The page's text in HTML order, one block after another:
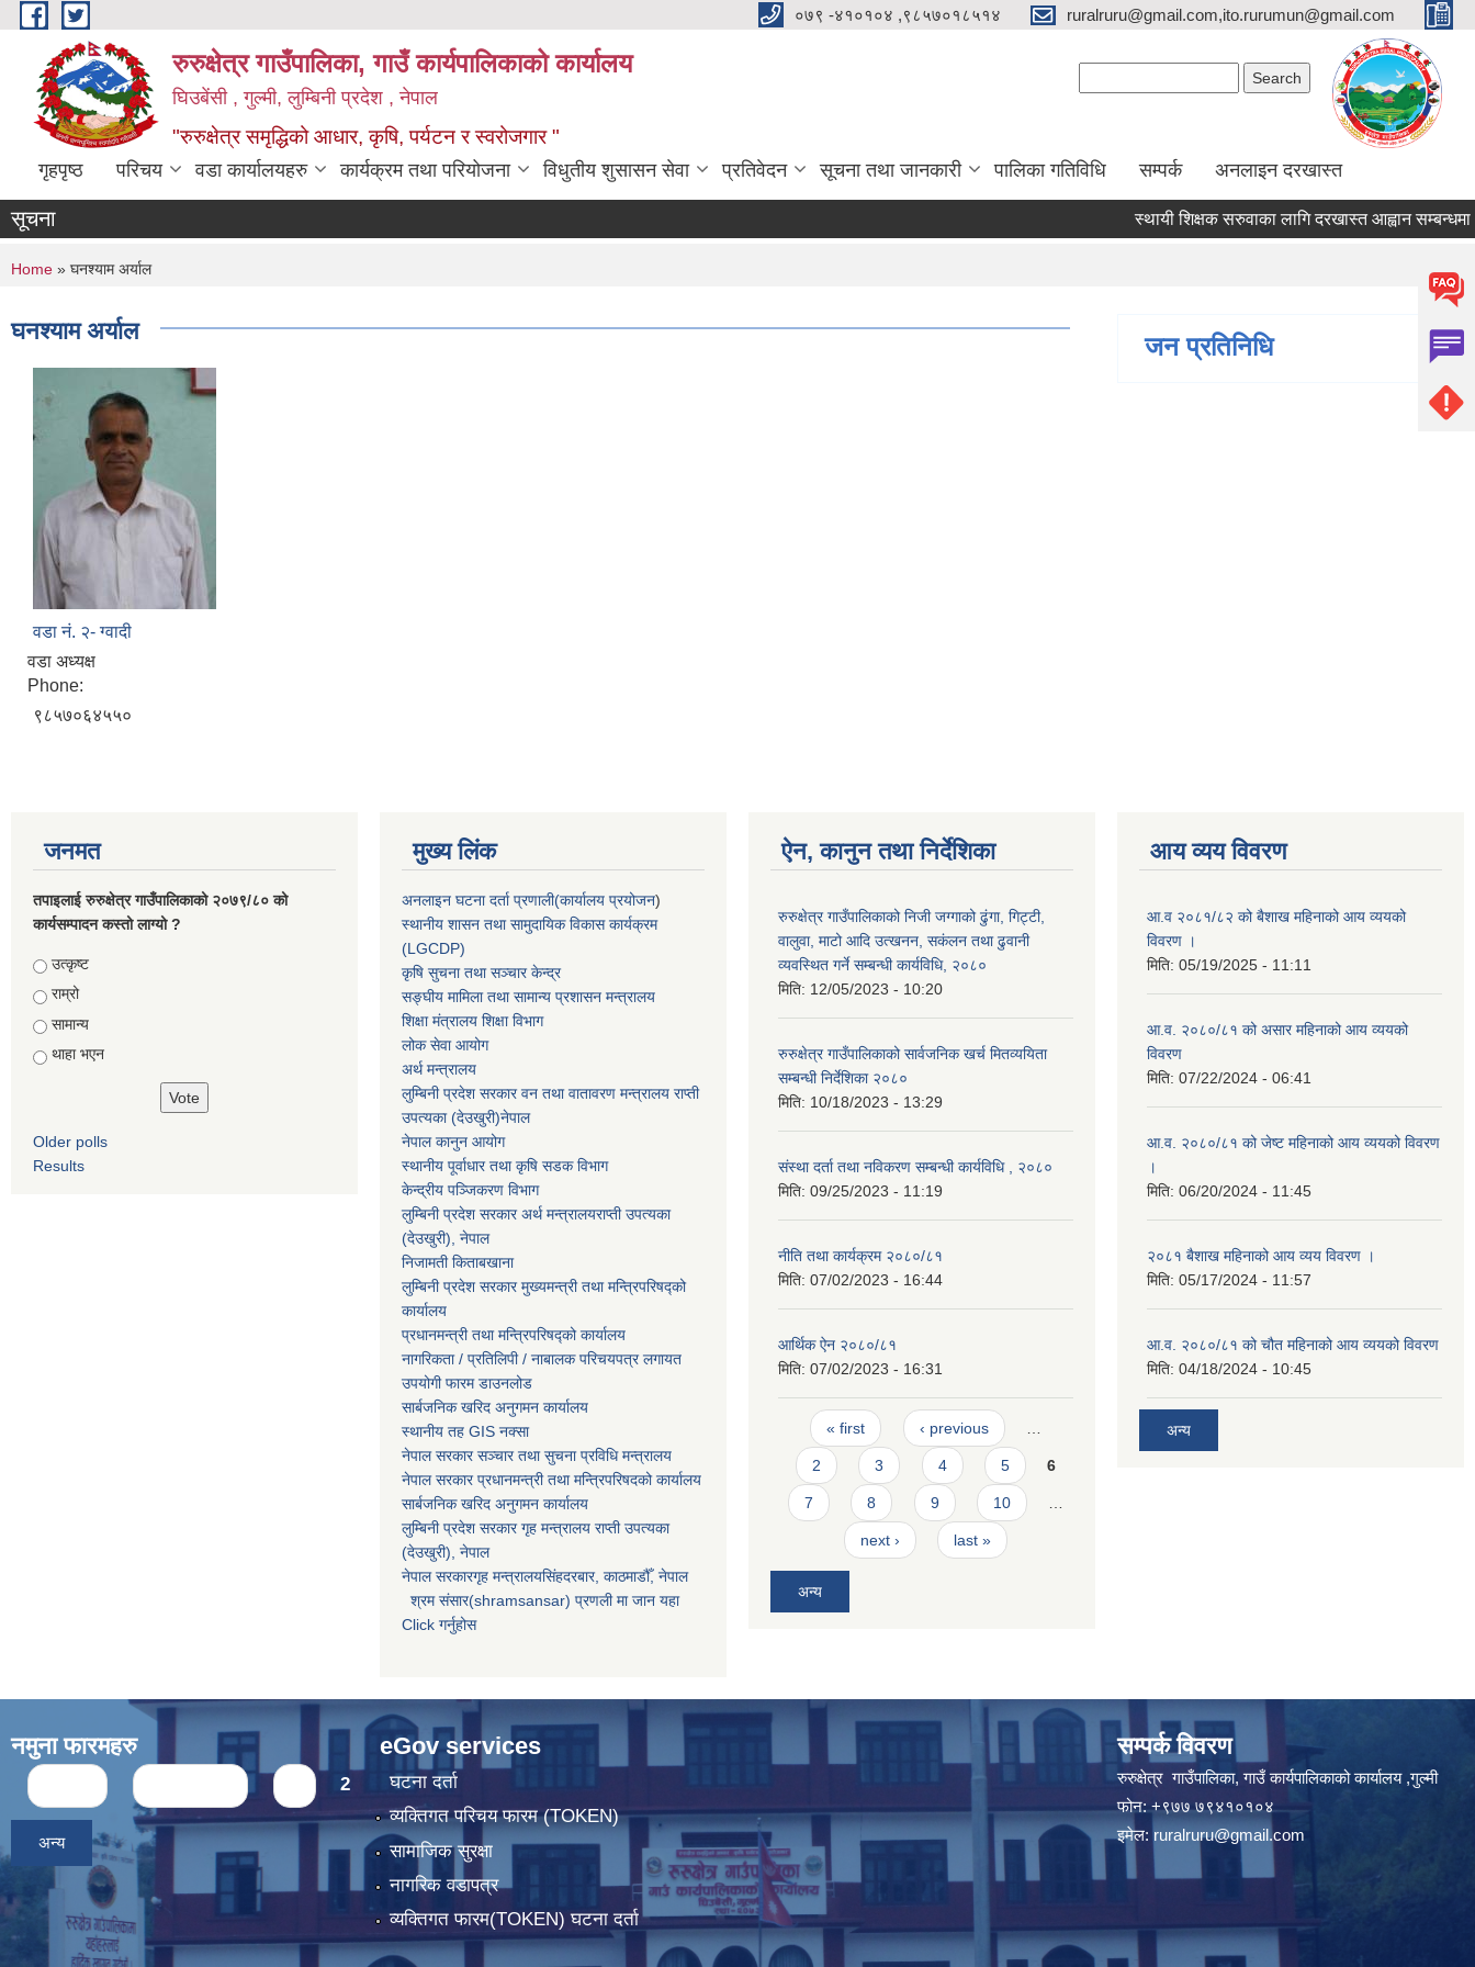
Skip to main content ०७९ -४१०१०४ ,९८५७०१८५१४ ruralruru@gmail.com,ito.rurumun@gmail.com
रुरुक्षेत्र गाउँपालिका, गाउँ कार्यपालिकाको कार्यालय
घिउबेंसी , गुल्मी, लुम्बिनी प्रदेश , नेपाल
"रुरुक्षेत्र समृद्धिको आधार, कृषि, पर्यटन र स्वरोजगार "
गृहपृष्ठ परिचय वडा कार्यालयहरु कार्यक्रम तथा परियोजना विधुतीय शुसासन सेवा प्रतिवेदन सूचना तथा जानकारी पालिका गतिविधि सम्पर्क अनलाइन दरखास्त
सूचना स्थायी शिक्षक सरुवाका लागि दरखास्त आह्वान सम्बन्धमा।
You are here
Home » घनश्याम अर्याल
घनश्याम अर्याल
वडा नं. २- ग्वादी
वडा अध्यक्ष
Phone:
९८५७०६४५५०
जन प्रतिनिधि
जनमत
तपाइलाई रुरुक्षेत्र गाउँपालिकाको २०७९/८० को
कार्यसम्पादन कस्तो लाग्यो ?
Choices
उत्कृष्ट
राम्रो
सामान्य
थाहा भएन
Older polls
Results
मुख्य लिंक
अनलाइन घटना दर्ता प्रणाली(कार्यालय प्रयोजन)
स्थानीय शासन तथा सामुदायिक विकास कार्यक्रम
(LGCDP)
कृषि सुचना तथा सञ्चार केन्द्र
सङ्घीय मामिला तथा सामान्य प्रशासन मन्त्रालय
शिक्षा मंत्रालय शिक्षा विभाग
लोक सेवा आयोग
अर्थ मन्त्रालय
लुम्बिनी प्रदेश सरकार वन तथा वातावरण मन्त्रालय राप्ती
उपत्यका (देउखुरी)नेपाल
नेपाल कानुन आयोग
स्थानीय पूर्वाधार तथा कृषि सडक विभाग
केन्द्रीय पञ्जिकरण विभाग
लुम्बिनी प्रदेश सरकार अर्थ मन्त्रालयराप्ती उपत्यका
(देउखुरी), नेपाल
निजामती किताबखाना
लुम्बिनी प्रदेश सरकार मुख्यमन्त्री तथा मन्त्रिपरिषद्को
कार्यालय
प्रधानमन्त्री तथा मन्त्रिपरिषद्को कार्यालय
नागरिकता / प्रतिलिपी / नाबालक परिचयपत्र लगायत
उपयोगी फारम डाउनलोड
सार्बजनिक खरिद अनुगमन कार्यालय
स्थानीय तह GIS नक्सा
नेपाल सरकारसञ्चार तथा सुचना प्रविधि मन्त्रालय
नेपाल सरकार प्रधानमन्त्री तथा मन्त्रिपरिषदको कार्यालय
सार्बजनिक खरिद अनुगमन कार्यालय
लुम्बिनी प्रदेश सरकार गृह मन्त्रालय राप्ती उपत्यका
(देउखुरी), नेपाल
नेपाल सरकारगृह मन्त्रालयसिंहदरबार, काठमाडौँ, नेपाल
श्रम संसार(shramsansar) प्रणली मा जान यहा
Click गर्नुहोस
ऐन, कानुन तथा निर्देशिका
रुरुक्षेत्र गाउँपालिकाको निजी जग्गाको ढुंगा, गिट्टी,
वालुवा, माटो आदि उत्खनन, सकंलन तथा ढुवानी
व्यवस्थित गर्ने सम्बन्धी कार्यविधि, २०८०
मिति: 12/05/2023 - 10:20
रुरुक्षेत्र गाउँपालिकाको सार्वजनिक खर्च मितव्ययिता
सम्बन्धी निर्देशिका २०८०
मिति: 10/18/2023 - 13:29
संस्था दर्ता तथा नविकरण सम्बन्धी कार्यविधि , २०८०
मिति: 09/25/2023 - 11:19
नीति तथा कार्यक्रम २०८०/८१
मिति: 07/02/2023 - 16:44
आर्थिक ऐन २०८०/८१
मिति: 07/02/2023 - 16:31
Pages
« first ‹ previous
2 3 4 5 6
7 8 9 10
next › last »
अन्य
आय व्यय विवरण
आ.व २०८१/८२ को बैशाख महिनाको आय व्ययको
विवरण ।
मिति: 05/19/2025 - 11:11
आ.व. २०८०/८१ को असार महिनाको आय व्ययको
विवरण
मिति: 07/22/2024 - 06:41
आ.व. २०८०/८१ को जेष्ट महिनाको आय व्ययको विवरण
।
मिति: 06/20/2024 - 11:45
२०८१ बैशाख महिनाको आय व्यय विवरण ।
मिति: 05/17/2024 - 11:57
आ.व. २०८०/८१ को चौत महिनाको आय व्ययको विवरण
मिति: 04/18/2024 - 10:45
अन्य
नमुना फारमहरु
Pages 2
अन्य
eGov services
घटना दर्ता
व्यक्तिगत परिचय फारम (TOKEN)
सामाजिक सुरक्षा
नागरिक वडापत्र
व्यक्तिगत फारम(TOKEN) घटना दर्ता
सम्पर्क विवरण
रुरुक्षेत्र गाउँपालिका, गाउँ कार्यपालिकाको कार्यालय ,गुल्मी
फोन: +९७७ ७९४१०१०४
इमेल: ruralruru@gmail.com